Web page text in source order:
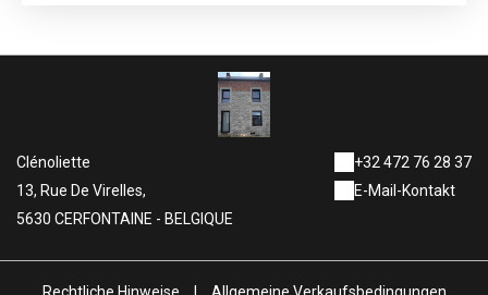
Clénoliette
13, Rue De Virelles,
5630 CERFONTAINE - BELGIQUE
+32 472 76 28 37
E-Mail-Kontakt